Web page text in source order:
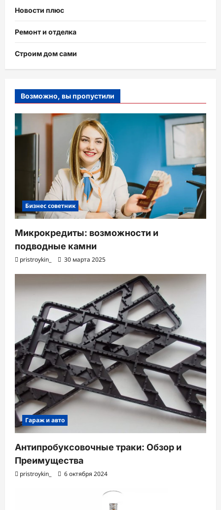
Новости плюс
Ремонт и отделка
Строим дом сами
Возможно, вы пропустили
Бизнес советник
Микрокредиты: возможности и
подводные камни
pristroykin_ 30 марта 2025
Гараж и авто
Антипробуксовочные траки: Обзор и
Преимущества
pristroykin_ 6 октября 2024